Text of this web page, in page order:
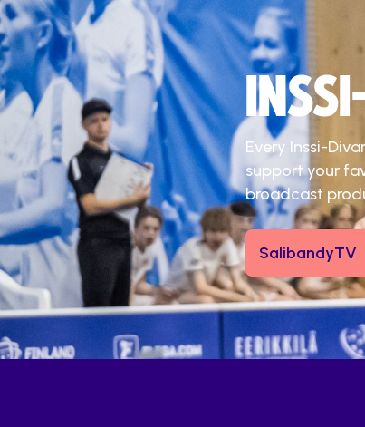
Every Inssi-
support your
broadcast
SalibandyTV